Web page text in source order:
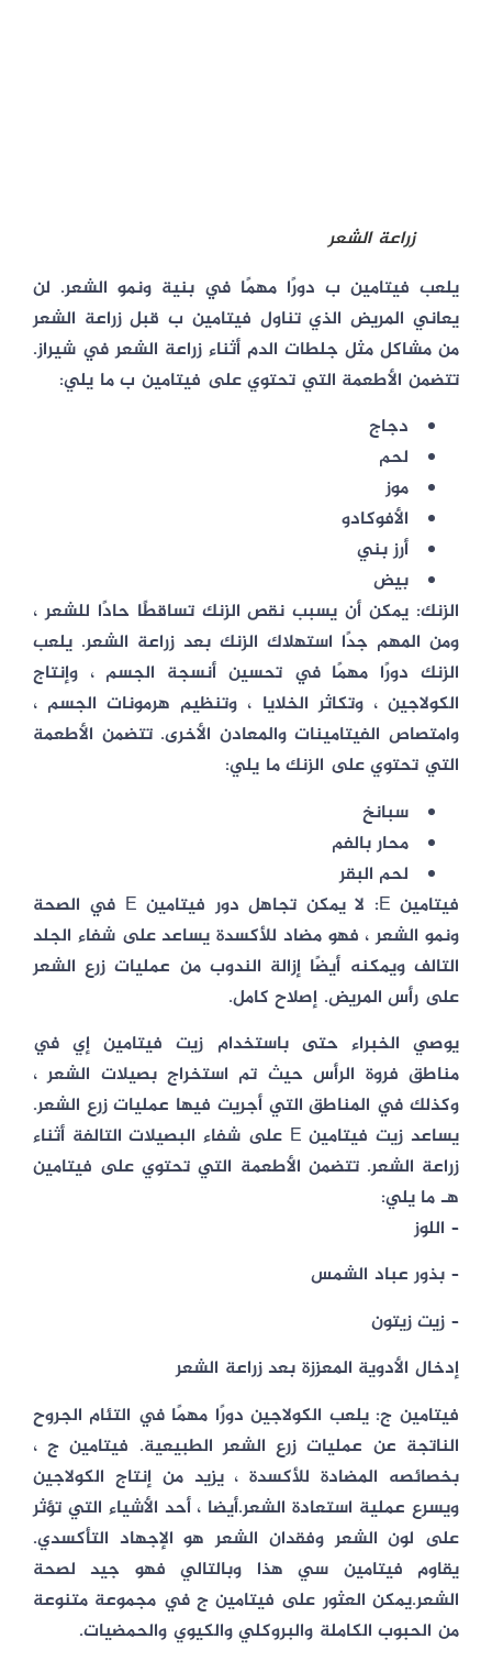
زراعة الشعر
يلعب فيتامين ب دورًا مهمًا في بنية ونمو الشعر. لن
يعاني المريض الذي تناول فيتامين ب قبل زراعة الشعر
من مشاكل مثل جلطات الدم أثناء زراعة الشعر في شيراز.
تتضمن الأطعمة التي تحتوي على فيتامين ب ما يلي:
دجاج
لحم
موز
الأفوكادو
أرز بني
بيض
الزنك: يمكن أن يسبب نقص الزنك تساقطًا حادًا للشعر ،
ومن المهم جدًا استهلاك الزنك بعد زراعة الشعر. يلعب
الزنك دورًا مهمًا في تحسين أنسجة الجسم ، وإنتاج
الكولاجين ، وتكاثر الخلايا ، وتنظيم هرمونات الجسم ،
وامتصاص الفيتامينات والمعادن الأخرى. تتضمن الأطعمة
التي تحتوي على الزنك ما يلي:
سبانخ
محار بالفم
لحم البقر
فيتامين E: لا يمكن تجاهل دور فيتامين E في الصحة
ونمو الشعر ، فهو مضاد للأكسدة يساعد على شفاء الجلد
التالف ويمكنه أيضًا إزالة الندوب من عمليات زرع الشعر
على رأس المريض. إصلاح كامل.
يوصي الخبراء حتى باستخدام زيت فيتامين إي في
مناطق فروة الرأس حيث تم استخراج بصيلات الشعر ،
وكذلك في المناطق التي أجريت فيها عمليات زرع الشعر.
يساعد زيت فيتامين E على شفاء البصيلات التالفة أثناء
زراعة الشعر. تتضمن الأطعمة التي تحتوي على فيتامين
هـ ما يلي:
– اللوز
– بذور عباد الشمس
– زيت زيتون
إدخال الأدوية المعززة بعد زراعة الشعر
فيتامين ج: يلعب الكولاجين دورًا مهمًا في التئام الجروح
الناتجة عن عمليات زرع الشعر الطبيعية. فيتامين ج ،
بخصائصه المضادة للأكسدة ، يزيد من إنتاج الكولاجين
ويسرع عملية استعادة الشعر.أيضا ، أحد الأشياء التي تؤثر
على لون الشعر وفقدان الشعر هو الإجهاد التأكسدي.
يقاوم فيتامين سي هذا وبالتالي فهو جيد لصحة
الشعر.يمكن العثور على فيتامين ج في مجموعة متنوعة
من الحبوب الكاملة والبروكلي والكيوي والحمضيات.